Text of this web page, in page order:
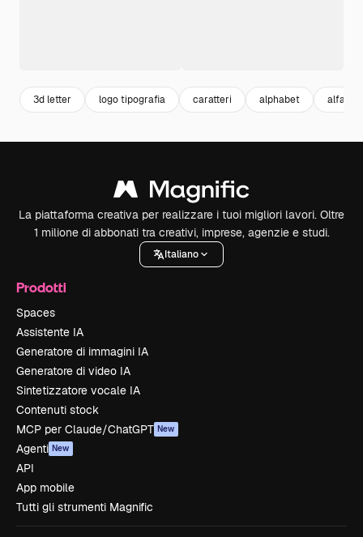
3d letter logo tipografia caratteri alphabet
La piattaforma creativa per realizzare i tuoi migliori lavori. Oltre
1 milione di abbonati tra creativi, imprese, agenzie e studi.
Italiano
Prodotti
Spaces
Assistente IA
Generatore di immagini IA
Generatore di video IA
Sintetizzatore vocale IA
Contenuti stock
MCP per Claude/ChatGPT New
Agenti New
API
App mobile
Tutti gli strumenti Magnific